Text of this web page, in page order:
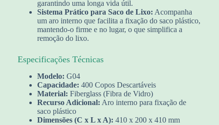
garantindo uma longa vida útil.
Sistema Prático para Saco de Lixo: Acompanha
um aro interno que facilita a fixação do saco plástico,
mantendo-o firme e no lugar, o que simplifica a
remoção do lixo.
Especificações Técnicas
Modelo: G04
Capacidade: 400 Copos Descartáveis
Material: Fiberglass (Fibra de Vidro)
Recurso Adicional: Aro interno para fixação de
saco plástico
Dimensões (C x L x A): 410 x 200 x 410 mm